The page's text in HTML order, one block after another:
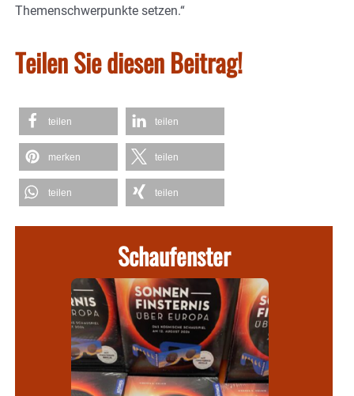
Themenschwerpunkte setzen.“
Teilen Sie diesen Beitrag!
teilen teilen
merken teilen
teilen teilen
Schaufenster